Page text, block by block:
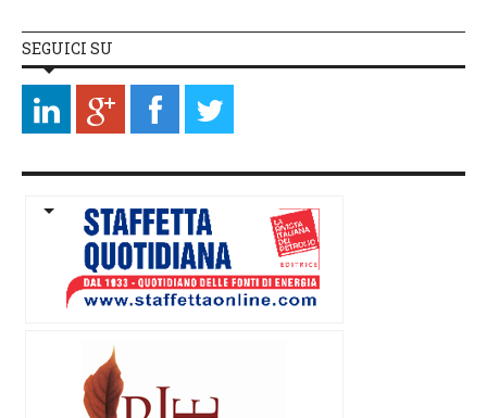
SEGUICI SU